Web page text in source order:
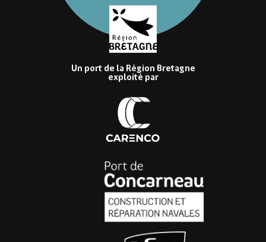
Un port de la Région Bretagne
exploité par